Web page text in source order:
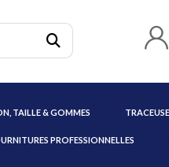
TAILLE & GOMMES
PROFESSIONNELLES